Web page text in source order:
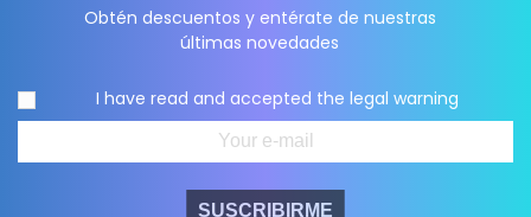
Obtén descuentos y entérate de nuestras
últimas novedades
I have read and accepted the legal warning
SUSCRIBIRME